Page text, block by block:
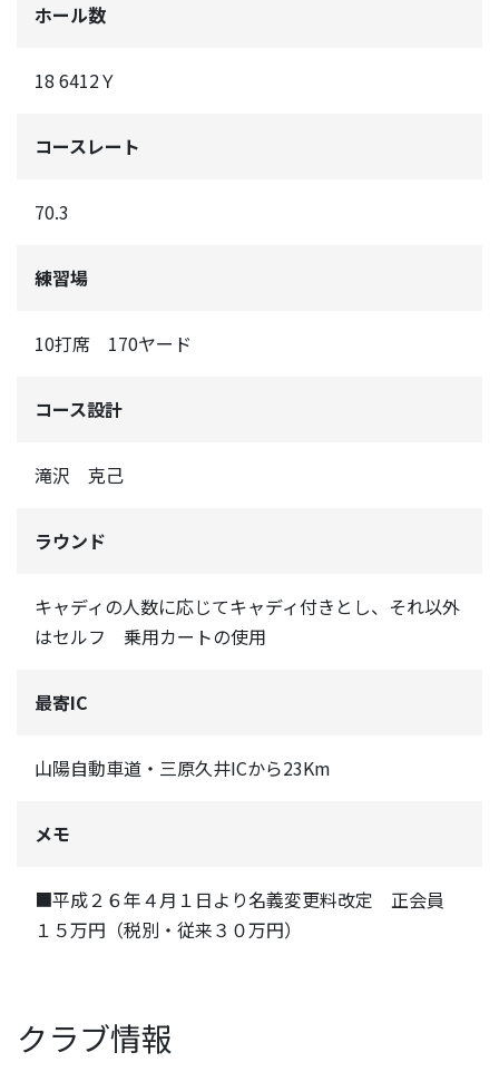
ホール数
18 6412Ｙ
コースレート
70.3
練習場
10打席 170ヤード
コース設計
滝沢 克己
ラウンド
キャディの人数に応じてキャディ付きとし、それ以外
はセルフ 乗用カートの使用
最寄IC
山陽自動車道・三原久井ICから23Km
メモ
■平成２６年４月１日より名義変更料改定 正会員
１５万円（税別・従来３０万円）
クラブ情報